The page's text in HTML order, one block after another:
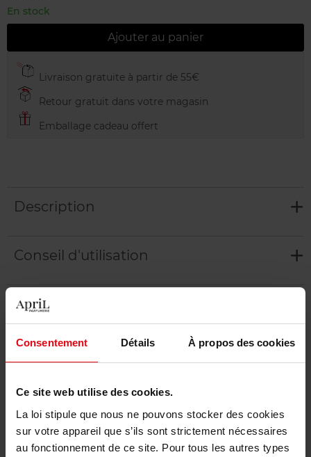
Consentement Détails À propos des cookies
Ce site web utilise des cookies.
La loi stipule que nous ne pouvons stocker des cookies
sur votre appareil que s’ils sont strictement nécessaires
au fonctionnement de ce site. Pour tous les autres types
En stock
Ajouter au panier
Livraison gratuite à partir de 55€
Retour gratuit dans votre magasin
Emballage cadeau offert
Description
Conseil d'utilisation
Caractéristiques
Avis client Politique relative aux avis des clients
Vous aimerez peut-être